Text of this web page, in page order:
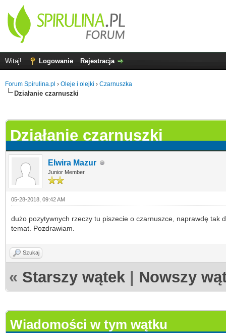
Witaj! Logowanie Rejestracja
Forum Spirulina.pl › Oleje i olejki › Czarnuszka
Działanie czarnuszki
Działanie czarnuszki
Elwira Mazur
Junior Member
05-28-2018, 09:42 AM
dużo pozytywnych rzeczy tu piszecie o czarnuszce, naprawdę tak
temat. Pozdrawiam.
Szukaj
« Starszy wątek Nowszy
Wiadomości w tym wątku